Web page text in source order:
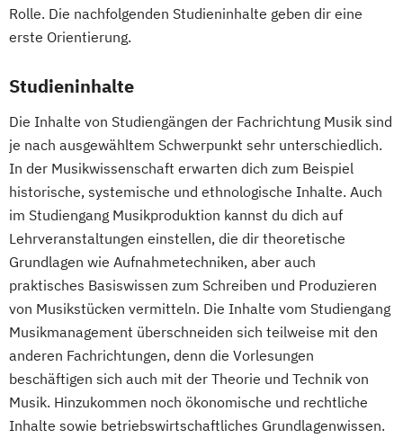
Rolle. Die nachfolgenden Studieninhalte geben dir eine
erste Orientierung.
Studieninhalte
Die Inhalte von Studiengängen der Fachrichtung Musik sind
je nach ausgewähltem Schwerpunkt sehr unterschiedlich.
In der Musikwissenschaft erwarten dich zum Beispiel
historische, systemische und ethnologische Inhalte. Auch
im Studiengang Musikproduktion kannst du dich auf
Lehrveranstaltungen einstellen, die dir theoretische
Grundlagen wie Aufnahmetechniken, aber auch
praktisches Basiswissen zum Schreiben und Produzieren
von Musikstücken vermitteln. Die Inhalte vom Studiengang
Musikmanagement überschneiden sich teilweise mit den
anderen Fachrichtungen, denn die Vorlesungen
beschäftigen sich auch mit der Theorie und Technik von
Musik. Hinzukommen noch ökonomische und rechtliche
Inhalte sowie betriebswirtschaftliches Grundlagenwissen.